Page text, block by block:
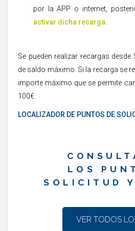
por la APP o internet,
activar dicha recarga.
Se pueden realizar recargas
de saldo máximo. Si la recarga se
importe máximo que se permite
100€.
LOCALIZADOR DE PUNTOS DE
LOS
SOLICITUD Y
VER TODOS